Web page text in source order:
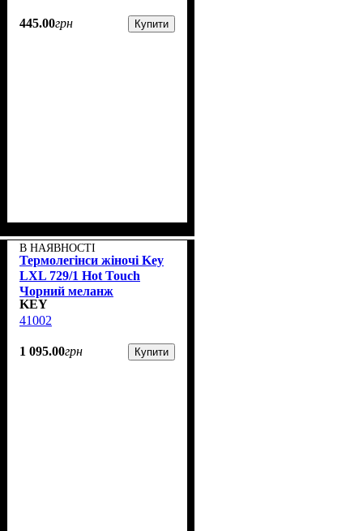
445.00грн Купити
В НАЯВНОСТІ
Термолегінси жіночі Key
LXL 729/1 Hot Touch
Чорний меланж
KEY
41002
1 095.00грн Купити